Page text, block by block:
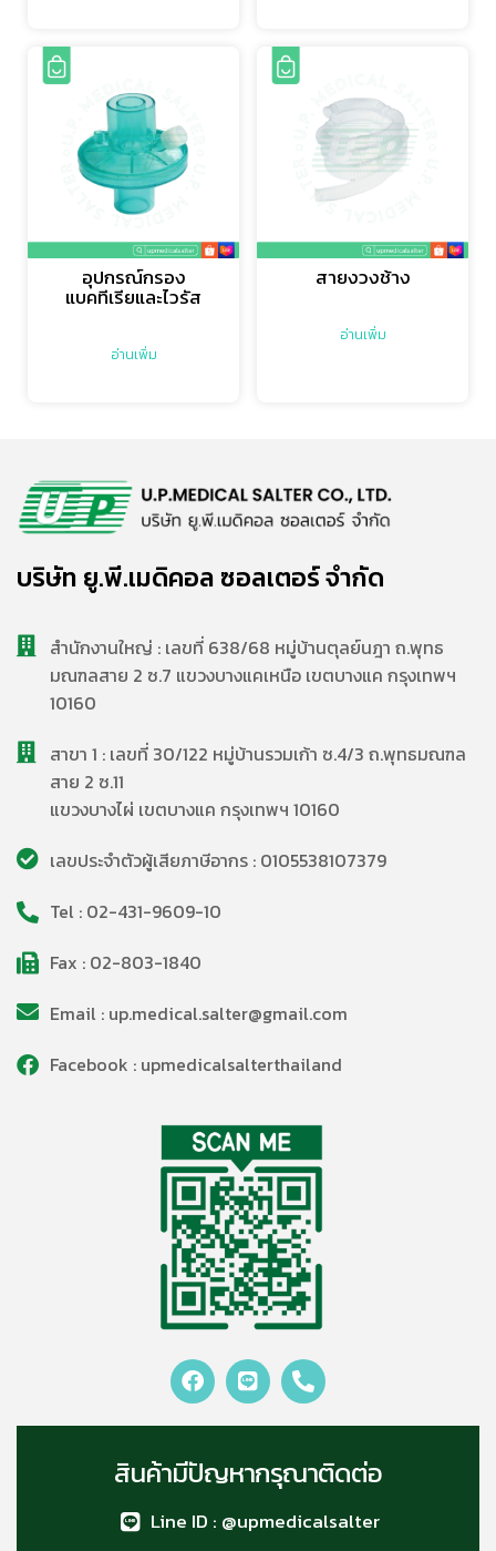
อุปกรณ์กรอง
แบคทีเรียและไวรัส
อ่านเพิ่ม
สายงวงช้าง
อ่านเพิ่ม
บริษัท ยู.พี.เมดิคอล ซอลเตอร์ จำกัด
สํานักงานใหญ่ : เลขที่ 638/68 หมู่บ้านตุลย์นฎา ถ.พุทธ
มณฑลสาย 2 ซ.7 แขวงบางแคเหนือ เขตบางแค กรุงเทพฯ
10160
สาขา 1 : เลขที่ 30/122 หมู่บ้านรวมเก้า ซ.4/3 ถ.พุทธมณฑล
สาย 2 ซ.11
แขวงบางไผ่ เขตบางแค กรุงเทพฯ 10160
เลขประจำตัวผู้เสียภาษีอากร : 0105538107379
Tel : 02-431-9609-10
Fax : 02-803-1840
Email : up.medical.salter@gmail.com
Facebook : upmedicalsalterthailand
สินค้ามีปัญหากรุณาติดต่อ
Line ID : @upmedicalsalter